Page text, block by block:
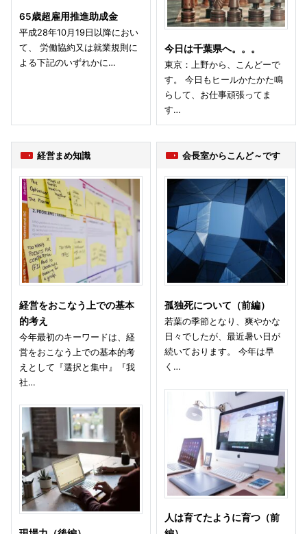
65歳超雇用推進助成金
平成28年10月19日以降におい
て、 労働協約又は就業規則に
よる下記のいずれかに…
今日は千葉県へ。。。
東京：上野から、こんどーで
す。 今日もヒールかたかた鳴
らして、お仕事頑張ってま
す…
経営まめ知識
経営をおこなう上での基本
的考え
今年最初のキーワードは、経
営をおこなう上での基本的考
えとして『選択と集中』『我
社…
会長室からこんど～です
孤独死について（前編）
若葉の季節となり、爽やかな
日々でしたが、最近暑い日が
続いております。 今年は早
く…
人は育てたように育つ（前